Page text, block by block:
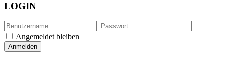
LOGIN
Angemeldet bleiben